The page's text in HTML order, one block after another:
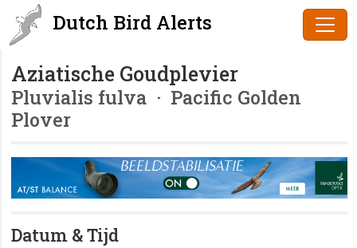
Dutch Bird Alerts
Aziatische Goudplevier
Pluvialis fulva · Pacific Golden
Plover
Datum & Tijd